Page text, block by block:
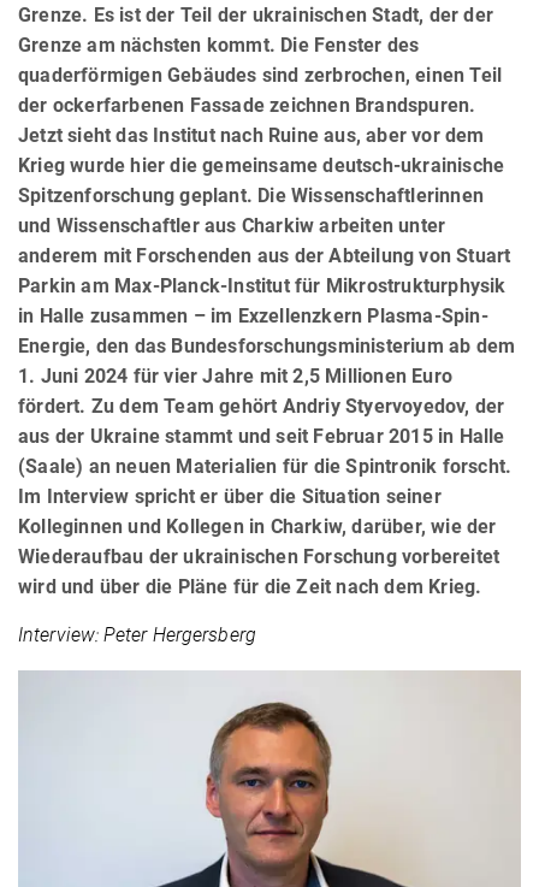
Grenze. Es ist der Teil der ukrainischen Stadt, der der
Grenze am nächsten kommt. Die Fenster des
quaderförmigen Gebäudes sind zerbrochen, einen Teil
der ockerfarbenen Fassade zeichnen Brandspuren.
Jetzt sieht das Institut nach Ruine aus, aber vor dem
Krieg wurde hier die gemeinsame deutsch-ukrainische
Spitzenforschung geplant. Die Wissenschaftlerinnen
und Wissenschaftler aus Charkiw arbeiten unter
anderem mit Forschenden aus der Abteilung von Stuart
Parkin am Max-Planck-Institut für Mikrostrukturphysik
in Halle zusammen – im Exzellenzkern Plasma-Spin-
Energie, den das Bundesforschungsministerium ab dem
1. Juni 2024 für vier Jahre mit 2,5 Millionen Euro
fördert. Zu dem Team gehört Andriy Styervoyedov, der
aus der Ukraine stammt und seit Februar 2015 in Halle
(Saale) an neuen Materialien für die Spintronik forscht.
Im Interview spricht er über die Situation seiner
Kolleginnen und Kollegen in Charkiw, darüber, wie der
Wiederaufbau der ukrainischen Forschung vorbereitet
wird und über die Pläne für die Zeit nach dem Krieg.
Interview: Peter Hergersberg